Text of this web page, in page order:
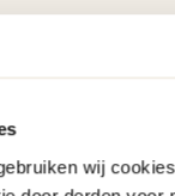
wij
We